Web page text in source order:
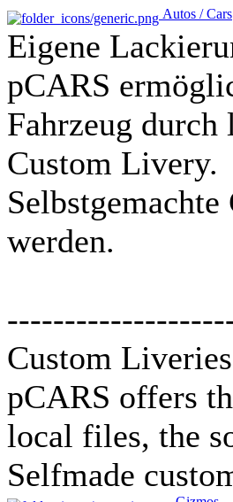
Autos / Cars
Eigene
pCARS
Fahrzeug durch
Custom Livery.
werden.
Custom Liveries
pCARS offers
local files, the
Selfmade